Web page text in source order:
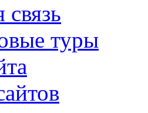
связь
туры